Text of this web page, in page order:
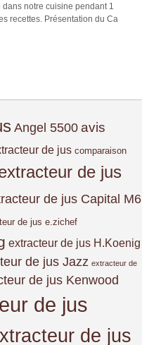
notre cuisine pendant 1
recettes. Présentation du Ca
Angel 5500 avis
de jus comparaison
de jus
de jus Capital M6
de jus e.zichef
extracteur de jus H.Koenig
de jus Jazz extracteur de
de jus Kenwood
de jus
de jus